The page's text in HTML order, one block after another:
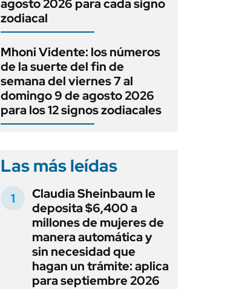
agosto 2026 para cada signo
zodiacal
Mhoni Vidente: los números
de la suerte del fin de
semana del viernes 7 al
domingo 9 de agosto 2026
para los 12 signos zodiacales
Las más leídas
Claudia Sheinbaum le
deposita $6,400 a
millones de mujeres de
manera automática y
sin necesidad que
hagan un trámite: aplica
para septiembre 2026